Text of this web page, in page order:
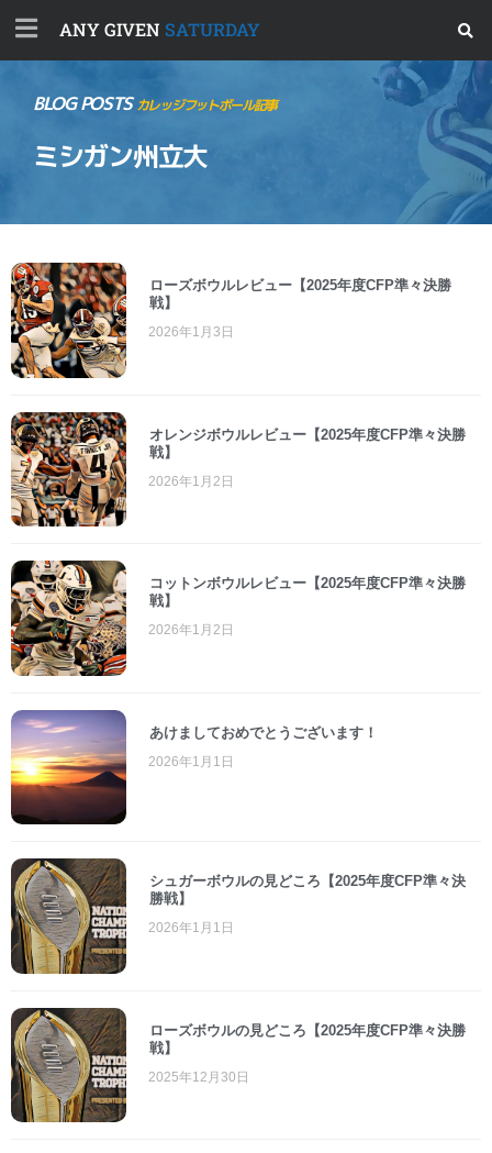
ANY GIVEN SATURDAY
BLOG POSTSカレッジフットボール記事
ミシガン州立大
ローズボウルレビュー【2025年度CFP準々決勝
戦】
2026年1月3日
オレンジボウルレビュー【2025年度CFP準々決勝
戦】
2026年1月2日
コットンボウルレビュー【2025年度CFP準々決勝
戦】
2026年1月2日
あけましておめでとうございます！
2026年1月1日
シュガーボウルの見どころ【2025年度CFP準々決
勝戦】
2026年1月1日
ローズボウルの見どころ【2025年度CFP準々決勝
戦】
2025年12月30日